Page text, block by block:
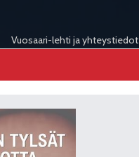
Vuosaari-lehti ja yhteystiedot